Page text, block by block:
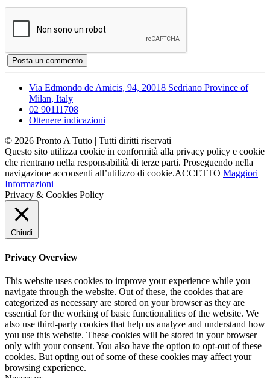
Via Edmondo de Amicis, 94, 20018 Sedriano Province of
Milan, Italy
02 90111708
Ottenere indicazioni
© 2026 Pronto A Tutto | Tutti diritti riservati
Questo sito utilizza cookie in conformità alla privacy policy e cookie
che rientrano nella responsabilità di terze parti. Proseguendo nella
navigazione acconsenti all’utilizzo di cookie.ACCETTO Maggiori
Informazioni
Privacy & Cookies Policy
Chiudi
Privacy Overview
This website uses cookies to improve your experience while you
navigate through the website. Out of these, the cookies that are
categorized as necessary are stored on your browser as they are
essential for the working of basic functionalities of the website. We
also use third-party cookies that help us analyze and understand how
you use this website. These cookies will be stored in your browser
only with your consent. You also have the option to opt-out of these
cookies. But opting out of some of these cookies may affect your
browsing experience.